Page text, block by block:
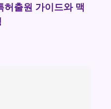
허출원 가이드와 맥